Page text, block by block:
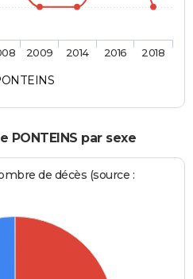
2009 2014 2016 2018
PONTEINS par sexe
de décès (source :